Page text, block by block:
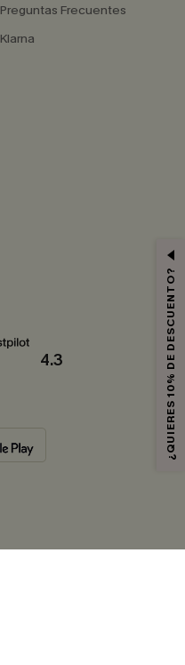
Preguntas Frecuentes
Klarna
4.3 ¿QUIERES 10% DE DESCUENTO?